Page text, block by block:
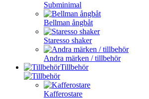
Subminimal
Bellman ångbåt
Staresso shaker
Andra märken / tillbehör
Tillbehör
Kafferostare